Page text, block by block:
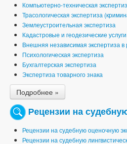
Компьютерно-техническая
Трасологическая экспертиза
Землеустроительная экспертиза
Кадастровые и геодезические услуги
Внешняя независимая экспертиза
Психологическая экспертиза
Бухгалтерская экспертиза
Экспертиза товарного знака
Подробнее »
Рецензии на
Рецензии на судебную оценочную
Рецензии на судебную